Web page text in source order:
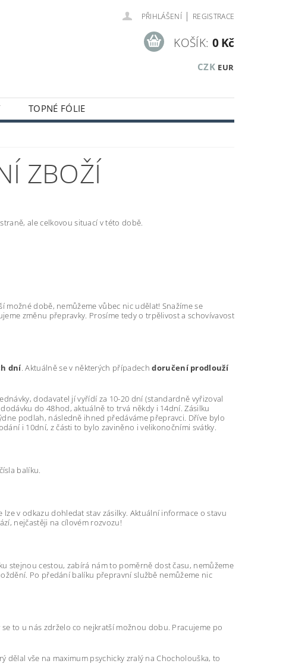
PŘIHLÁŠENÍ | REGISTRACE
CZK EUR
KOŠÍK: 0 Kč
TOPNÉ FÓLIE
ZBOŽÍ
ale celkovou situací v této době.
době, nemůžeme vůbec nic udělat! Snažíme se
změnu přepravky. Prosíme tedy o trpělivost a schovívavost
dní. Aktuálně se v některých případechdoručení prodlouží
dodavatel jí vyřídí za 10-20 dní (standardně vyřizoval
do 48hod, aktuálně to trvá někdy i 14dní. Zásilku
podlah, následně ihned předáváme přepravci. Dříve bylo
i 10dní, z části to bylo zaviněno i velikonočními svátky.
balíku.
v odkazu dohledat stav zásilky. Aktuální informace o stavu
nejčastěji na cílovém rozvozu!
stejnou cestou, zabírá nám to poměrně dost času, nemůžeme
Po předání balíku přepravní službě nemůžeme nic
to u nás zdrželo co nejkratší možnou dobu. Pracujeme po
dělal vše na maximum psychicky zralý na Chocholouška, to